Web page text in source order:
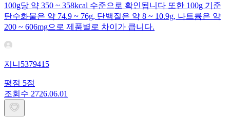
100g당 약 350 ~ 358kcal 수준으로 확인됩니다 또한 100g 기준
탄수화물은 약 74.9 ~ 76g, 단백질은 약 8 ~ 10.9g, 나트륨은 약
200 ~ 606mg으로 제품별로 차이가 큽니다.
지니5379415
평점 5점
조회수 2726.06.01